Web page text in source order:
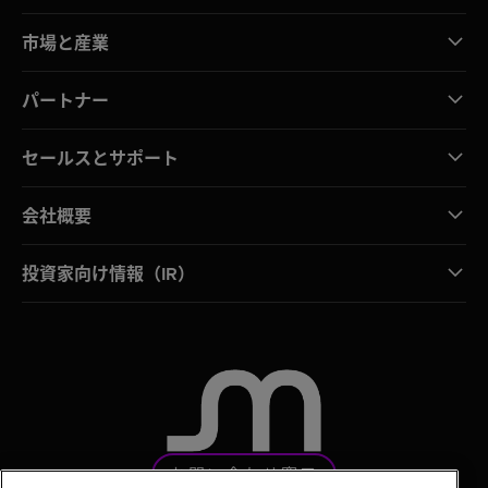
市場と産業
パートナー
セールスとサポート
会社概要
投資家向け情報（IR）
お問い合わせ窓口